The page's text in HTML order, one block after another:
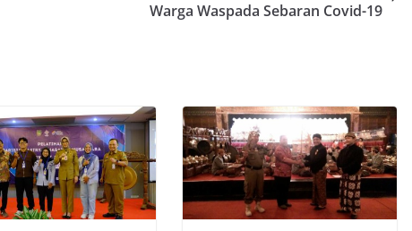
Warga Waspada Sebaran Covid-19